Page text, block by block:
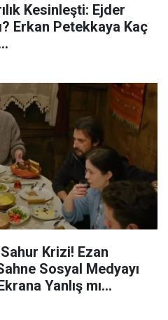
Kesinleşti: Ejder
Erkan Petekkaya Kaç
Krizi! Ezan
Sosyal Medyayı
Yanlış mı